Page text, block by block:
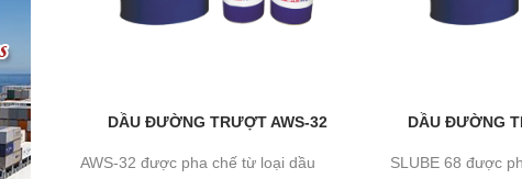
DẦU ĐƯỜNG TRƯỢT AWS-32
AWS-32 được pha chế từ loại dầu
DẦU ĐƯỜNG
SLUBE 68 được